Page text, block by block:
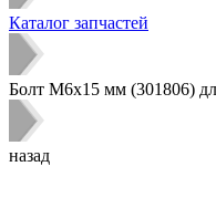
Каталог запчастей
Болт M6х15 мм (301806)
назад